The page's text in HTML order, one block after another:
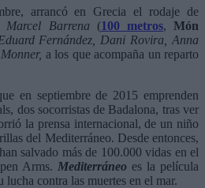
arrancó en Grecia el rodaje de
Marcel Barrena (100 metros,Món
Fernández, Dani Rovira, Anna
a los que acompaña un reparto
en septiembre de 2015 emprenden
dos socorristas de Badalona, tras ver
la prensa internacional, de un niño
del Mediterráneo. Desde entonces,
salvado más de 100.000 vidas en el
Arms. Mediterráneo es la película
lucha contra las muertes en el mar.